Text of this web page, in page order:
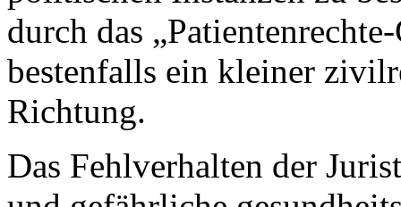
durch das
bestenfalls ein kleiner
Richtung.
Das Fehlverhalten der